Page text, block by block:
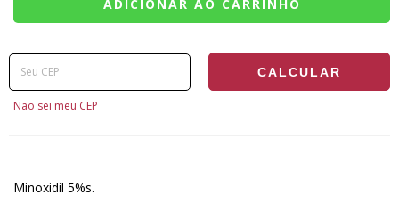
Entregas para o CEP: ALTERAR CEP
CALCULAR
Não sei meu CEP
Minoxidil 5%s.